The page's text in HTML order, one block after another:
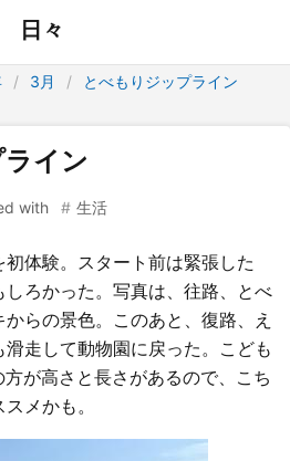
日々
3月 とべもりジップライン
イン
with 生活
初体験。スタート前は緊張した
ろかった。写真は、往路、とべ
らの景色。このあと、復路、え
走して動物園に戻った。こども
が高さと長さがあるので、こち
メかも。